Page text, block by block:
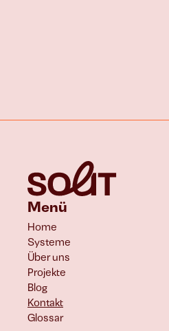
Menü
Home
Systeme
Über uns
Projekte
Blog
Kontakt
Glossar